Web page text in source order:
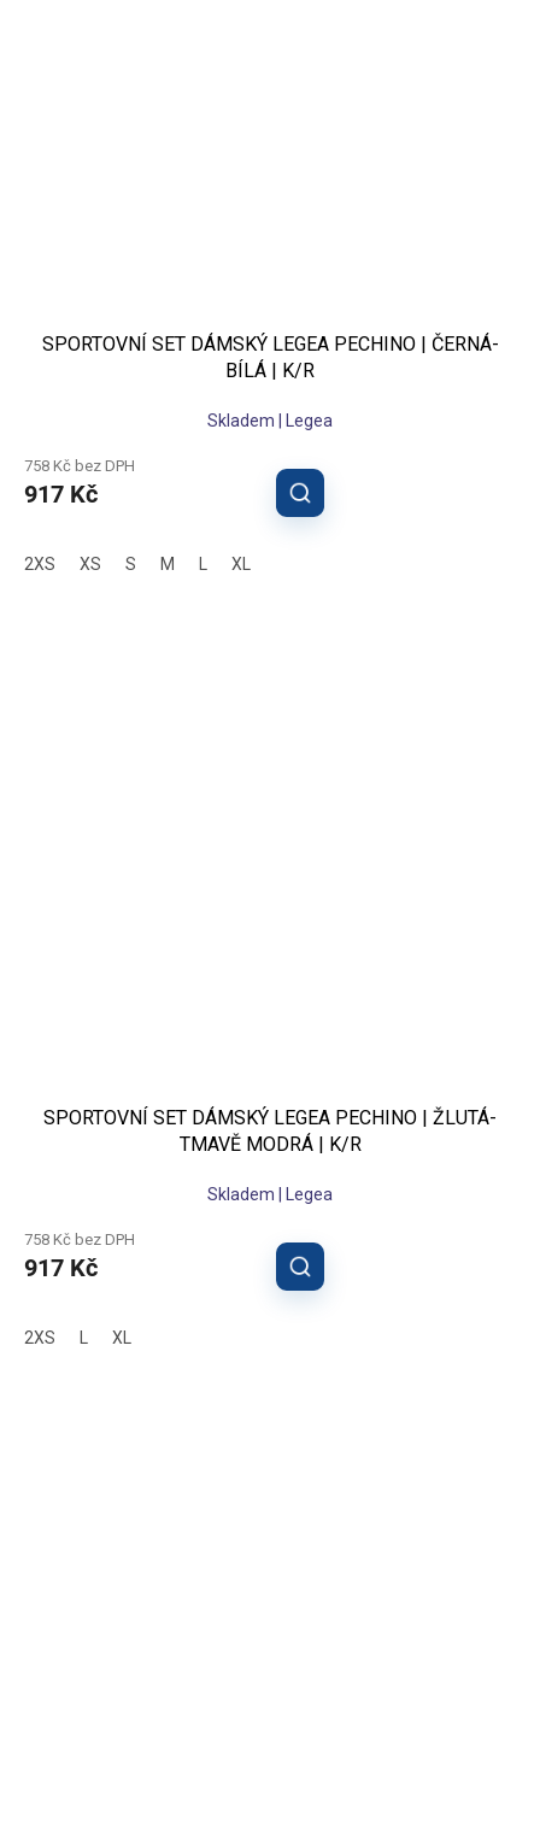
SPORTOVNÍ SET DÁMSKÝ LEGEA PECHINO | ČERNÁ-
BÍLÁ | K/R
Skladem | Legea
758 Kč bez DPH
917 Kč
2XS XS S M XL
SPORTOVNÍ SET DÁMSKÝ LEGEA PECHINO | ŽLUTÁ-
TMAVĚ MODRÁ | K/R
Skladem | Legea
758 Kč bez DPH
917 Kč
2XS XL